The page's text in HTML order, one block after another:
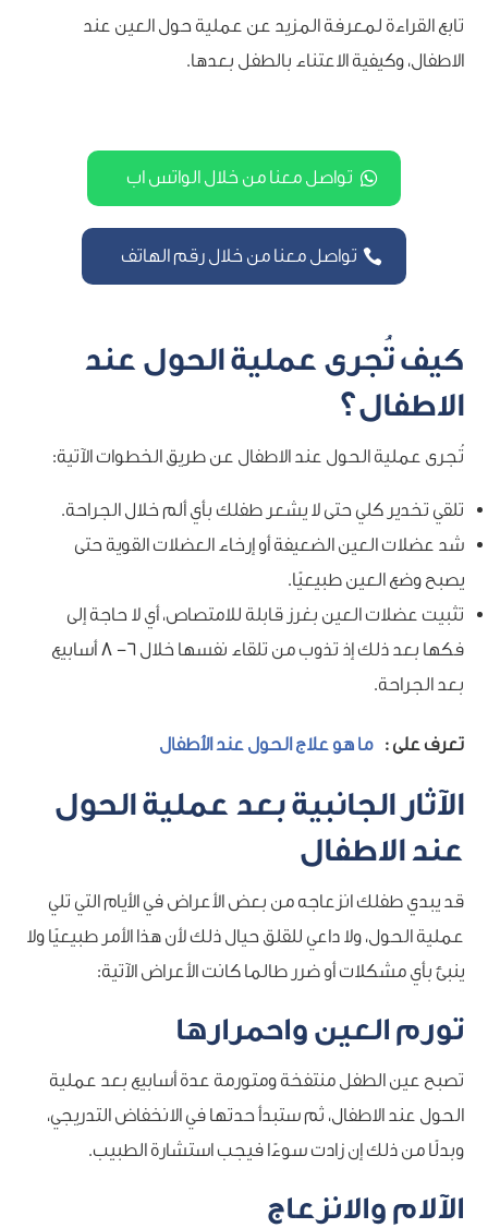
تابع القراءة لمعرفة المزيد عن عملية حول العين عند
الاطفال، وكيفية الاعتناء بالطفل بعدها.
تواصل معنا من خلال الواتس اب
تواصل معنا من خلال رقم الهاتف
كيف تُجرى عملية الحول عند
الاطفال؟
تُجرى عملية الحول عند الاطفال عن طريق الخطوات الآتية:
تلقي تخدير كلي حتى لا يشعر طفلك بأي ألم خلال الجراحة.
شد عضلات العين الضعيفة أو إرخاء العضلات القوية حتى
يصبح وضع العين طبيعيًا.
تثبيت عضلات العين بغرز قابلة للامتصاص، أي لا حاجة إلى
فكها بعد ذلك إذ تذوب من تلقاء نفسها خلال 6- 8 أسابيع
بعد الجراحة.
تعرف على :ما هو علاج الحول عند الأطفال
الآثار الجانبية بعد عملية الحول
عند الاطفال
قد يبدي طفلك انزعاجه من بعض الأعراض في الأيام التي تلي
عملية الحول، ولا داعي للقلق حيال ذلك لأن هذا الأمر طبيعيًا ولا
ينبئ بأي مشكلات أو ضرر طالما كانت الأعراض الآتية:
تورم العين واحمرارها
تصبح عين الطفل منتفخة ومتورمة عدة أسابيع بعد عملية
الحول عند الاطفال، ثم ستبدأ حدتها في الانخفاض التدريجي،
وبدلًا من ذلك إن زادت سوءًا فيجب استشارة الطبيب.
الآلام والانزعاج